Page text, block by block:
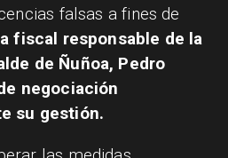
falsas a fines de
fiscal responsable de la
de Ñuñoa, Pedro
negociación
su gestión.